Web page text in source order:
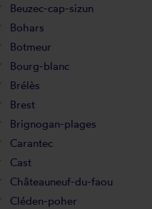
Beuzec-cap-sizun
Bohars
Botmeur
Bourg-blanc
Brélès
Brest
Brignogan-plages
Carantec
Cast
Châteauneuf-du-faou
Cléden-poher